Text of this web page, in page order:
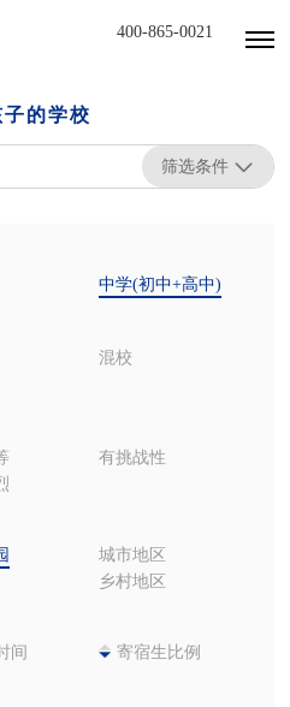
400-865-0021
的学校
筛选条件
中学(初中+高中)
混校
有挑战性
城市地区
乡村地区
间
寄宿生比例